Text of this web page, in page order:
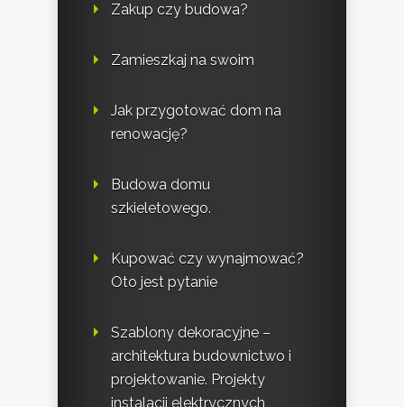
Zakup czy budowa?
Zamieszkaj na swoim
Jak przygotować dom na
renowację?
Budowa domu
szkieletowego.
Kupować czy wynajmować?
Oto jest pytanie
Szablony dekoracyjne –
architektura budownictwo i
projektowanie. Projekty
instalacji elektrycznych